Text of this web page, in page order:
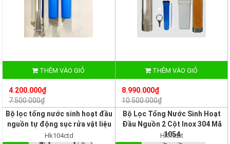
THÊM VÀO GIỎ
4.200.000₫
7.500.000₫
THÊM VÀO GIỎ
8.990.000₫
10.500.000₫
Bộ lọc tổng nước sinh hoạt đầu
nguồn tự động sục rửa vật liệu
Hk104ctd
Bộ Lọc Tổng Nước Sinh Hoạt
Đầu Nguồn 2 Cột Inox 304 Mã
1054
HK102it